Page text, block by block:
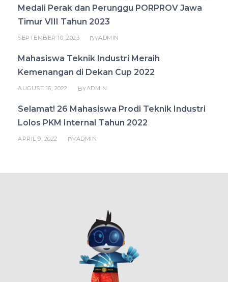
Medali Perak dan Perunggu PORPROV Jawa
Timur VIII Tahun 2023
SEPTEMBER 10, 2023 BYADMIN
Mahasiswa Teknik Industri Meraih
Kemenangan di Dekan Cup 2022
AUGUST 16, 2022 BYADMIN
Selamat! 26 Mahasiswa Prodi Teknik Industri
Lolos PKM Internal Tahun 2022
APRIL 9, 2022 BYADMIN